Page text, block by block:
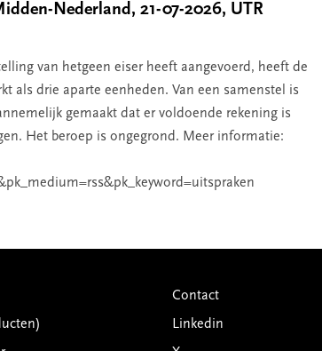
Nederland, 21-07-2026, UTR
van hetgeen eiser heeft aangevoerd, heeft de
als drie aparte eenheden. Van een samenstel is
gemaakt dat er voldoende rekening is
Het beroep is ongegrond. Meer informatie:
Contact
Linkedin